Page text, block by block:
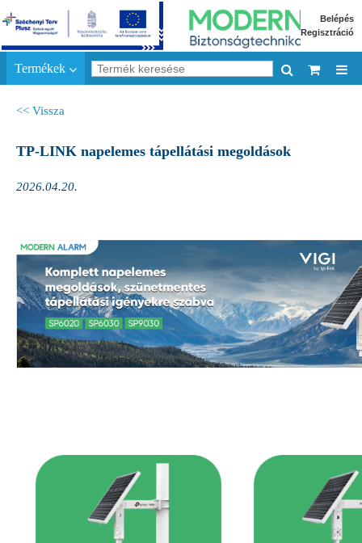
Belépés
Regisztráció
Termékek
<< Vissza
TP-LINK napelemes tápellátási megoldások
2026.04.20.